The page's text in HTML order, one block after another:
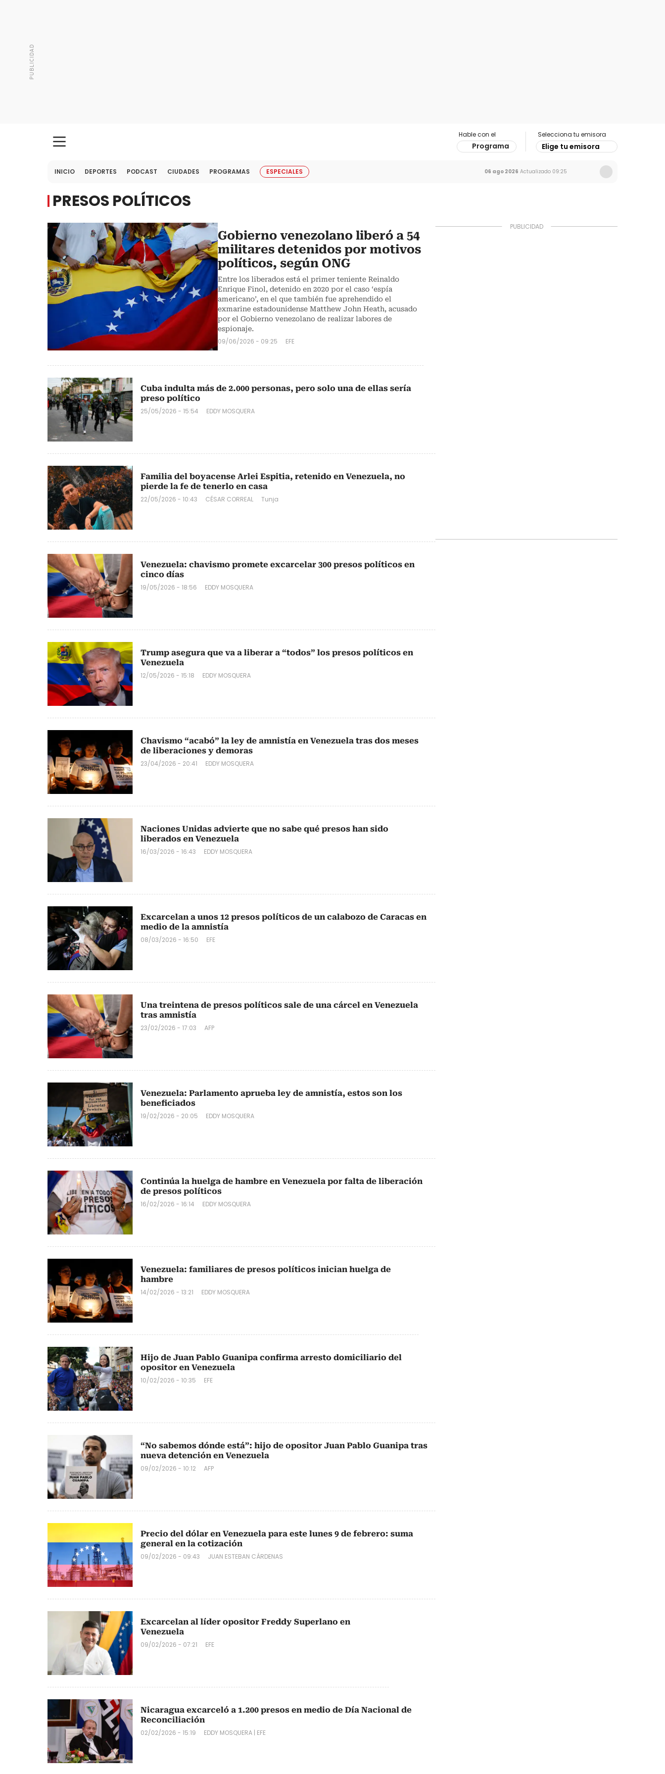
Hable con el
Programa
Selecciona tu emisora
Elige tu emisora
INICIO DEPORTES PODCAST CIUDADES PROGRAMAS ESPECIALES 06 ago 2026 Actualizado 09:25
PRESOS POLÍTICOS
Gobierno venezolano liberó a 54
militares detenidos por motivos
políticos, según ONG
Entre los liberados está el primer teniente Reinaldo
Enrique Finol, detenido en 2020 por el caso ‘espía
americano’, en el que también fue aprehendido el
exmarine estadounidense Matthew John Heath, acusado
por el Gobierno venezolano de realizar labores de
espionaje.
09/06/2026 - 09:25 EFE
Cuba indulta más de 2.000 personas, pero solo una de ellas sería
preso político
25/05/2026 - 15:54 EDDY MOSQUERA
Familia del boyacense Arlei Espitia, retenido en Venezuela, no
pierde la fe de tenerlo en casa
22/05/2026 - 10:43 CÉSAR CORREAL Tunja
Venezuela: chavismo promete excarcelar 300 presos políticos en
cinco días
19/05/2026 - 18:56 EDDY MOSQUERA
Trump asegura que va a liberar a “todos” los presos políticos en
Venezuela
12/05/2026 - 15:18 EDDY MOSQUERA
Chavismo “acabó” la ley de amnistía en Venezuela tras dos meses
de liberaciones y demoras
23/04/2026 - 20:41 EDDY MOSQUERA
Naciones Unidas advierte que no sabe qué presos han sido
liberados en Venezuela
16/03/2026 - 16:43 EDDY MOSQUERA
Excarcelan a unos 12 presos políticos de un calabozo de Caracas en
medio de la amnistía
08/03/2026 - 16:50 EFE
Una treintena de presos políticos sale de una cárcel en Venezuela
tras amnistía
23/02/2026 - 17:03 AFP
Venezuela: Parlamento aprueba ley de amnistía, estos son los
beneficiados
19/02/2026 - 20:05 EDDY MOSQUERA
Continúa la huelga de hambre en Venezuela por falta de liberación
de presos políticos
16/02/2026 - 16:14 EDDY MOSQUERA
Venezuela: familiares de presos políticos inician huelga de
hambre
14/02/2026 - 13:21 EDDY MOSQUERA
Hijo de Juan Pablo Guanipa confirma arresto domiciliario del
opositor en Venezuela
10/02/2026 - 10:35 EFE
“No sabemos dónde está”: hijo de opositor Juan Pablo Guanipa tras
nueva detención en Venezuela
09/02/2026 - 10:12 AFP
Precio del dólar en Venezuela para este lunes 9 de febrero: suma
general en la cotización
09/02/2026 - 09:43 JUAN ESTEBAN CÁRDENAS
Excarcelan al líder opositor Freddy Superlano en
Venezuela
09/02/2026 - 07:21 EFE
Nicaragua excarceló a 1.200 presos en medio de Día Nacional de
Reconciliación
02/02/2026 - 15:19 EDDY MOSQUERA | EFE